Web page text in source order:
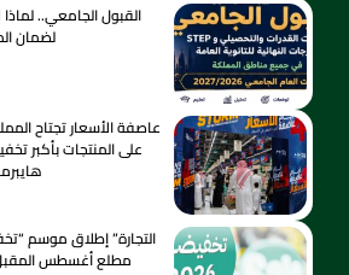
القبول الجامعي..
لضمان
على المنتجات بأكبر
مطلع أغسطس